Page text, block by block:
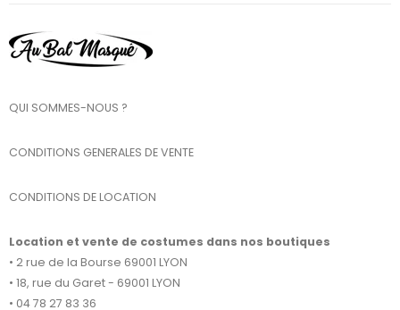
QUI SOMMES-NOUS ?
CONDITIONS GENERALES DE VENTE
CONDITIONS DE LOCATION
Location et vente de costumes dans nos boutiques
• 2 rue de la Bourse 69001 LYON
• 18, rue du Garet - 69001 LYON
• 04 78 27 83 36